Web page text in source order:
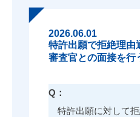
2026.06.01
特許出願で拒絶理由
審査官との面接を行
Q：
特許出願に対して